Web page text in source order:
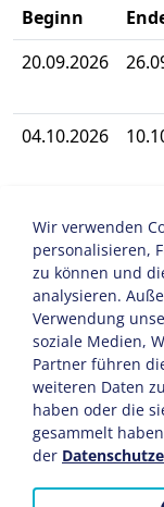
Beginn
20.09.2026
04.10.2026
FID: 2601430
Wir verwenden
personalisieren,
zu können und
analysieren.
Verwendung
soziale Medien,
Partner führen
weiteren Daten
haben oder die
gesammelt
der